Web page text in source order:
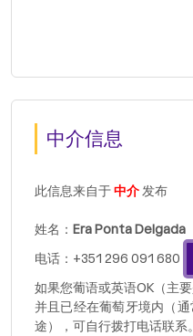
中介信息
此信息来自于中介发布
姓名： Era Ponta Delgada
电话：+351 296 091 680
如果您葡语或英语OK（主
并且已经在葡萄牙境内（
途），可自行拨打电话联系。